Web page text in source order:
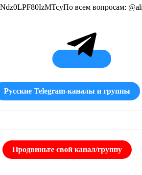
всем вопросам:
Русские Telegram-каналы и группы
Продвиньте свой канал/группу